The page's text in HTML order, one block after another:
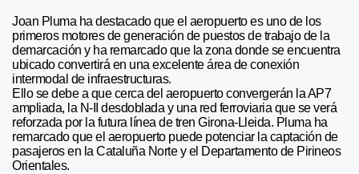
Joan Pluma ha destacado que el aeropuerto es uno de los
primeros motores de generación de puestos de trabajo de la
demarcación y ha remarcado que la zona donde se encuentra
ubicado convertirá en una excelente área de conexión
intermodal de infraestructuras.
Ello se debe a que cerca del aeropuerto convergerán la AP7
ampliada, la N-II desdoblada y una red ferroviaria que se verá
reforzada por la futura línea de tren Girona-Lleida. Pluma ha
remarcado que el aeropuerto puede potenciar la captación de
pasajeros en la Cataluña Norte y el Departamento de Pirineos
Orientales.